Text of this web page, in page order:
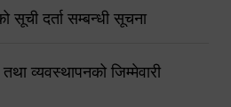
सूची दर्ता सम्बन्धी सूचना
व्यवस्थापनको जिम्मेवारी